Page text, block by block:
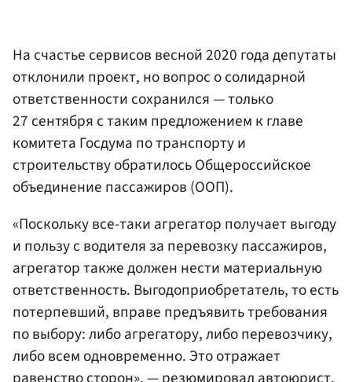
На счастье сервисов весной 2020 года депутаты
отклонили проект, но вопрос о солидарной
ответственности сохранился — только
27 сентября с таким предложением к главе
комитета Госдума по транспорту и
строительству обратилось Общероссийское
объединение пассажиров (ООП).
«Поскольку все-таки агрегатор получает выгоду
и пользу с водителя за перевозку пассажиров,
агрегатор также должен нести материальную
ответственность. Выгодоприобретатель, то есть
потерпевший, вправе предъявить требования
по выбору: либо агрегатору, либо перевозчику,
либо всем одновременно. Это отражает